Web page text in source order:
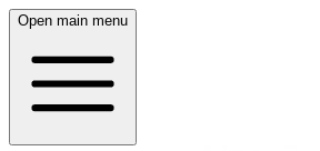
Open main menu